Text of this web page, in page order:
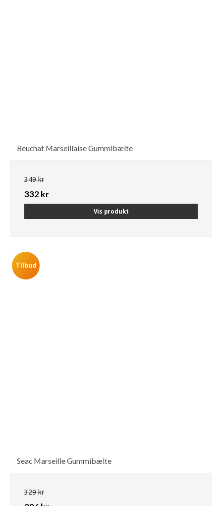
Beuchat Marseillaise Gummibælte
349 kr
332 kr
Vis produkt
Tilbud
Seac Marseille Gummibælte
329 kr